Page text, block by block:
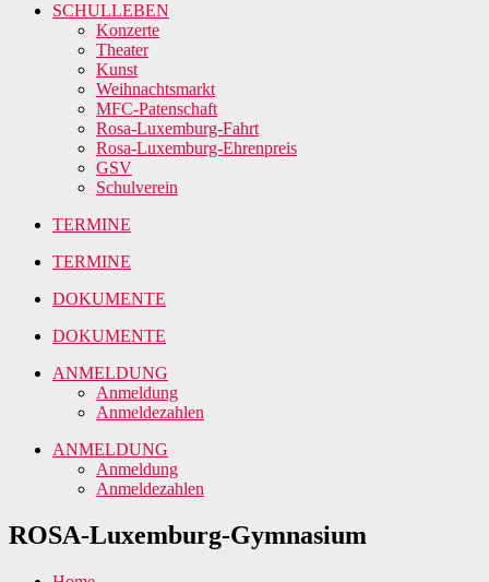
SCHULLEBEN
Konzerte
Theater
Kunst
Weihnachtsmarkt
MFC-Patenschaft
Rosa-Luxemburg-Fahrt
Rosa-Luxemburg-Ehrenpreis
GSV
Schulverein
TERMINE
TERMINE
DOKUMENTE
DOKUMENTE
ANMELDUNG
Anmeldung
Anmeldezahlen
ANMELDUNG
Anmeldung
Anmeldezahlen
ROSA-Luxemburg-Gymnasium